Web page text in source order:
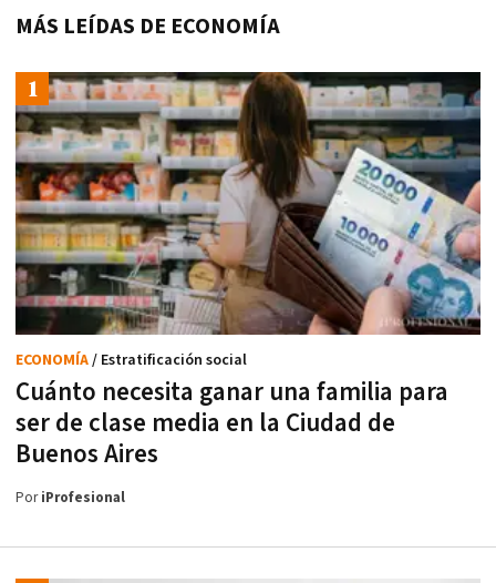
MÁS LEÍDAS DE ECONOMÍA
Cuánto necesita ganar una familia para
ser de clase media en la Ciudad de
Buenos Aires
ECONOMÍA/ Estratificación social
PoriProfesional